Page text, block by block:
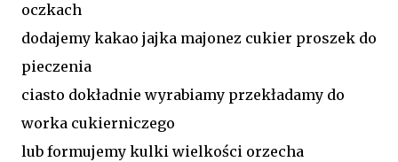
oczkach
dodajemy kakao jajka majonez cukier proszek do
pieczenia
ciasto dokładnie wyrabiamy przekładamy do
worka cukierniczego
lub formujemy kulki wielkości orzecha